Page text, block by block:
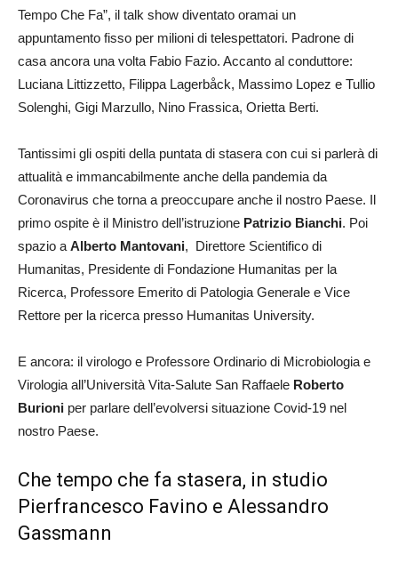
Tempo Che Fa”, il talk show diventato oramai un
appuntamento fisso per milioni di telespettatori. Padrone di
casa ancora una volta Fabio Fazio. Accanto al conduttore:
Luciana Littizzetto, Filippa Lagerbåck, Massimo Lopez e Tullio
Solenghi, Gigi Marzullo, Nino Frassica, Orietta Berti.
Tantissimi gli ospiti della puntata di stasera con cui si parlerà di
attualità e immancabilmente anche della pandemia da
Coronavirus che torna a preoccupare anche il nostro Paese. Il
primo ospite è il Ministro dell’istruzione Patrizio Bianchi. Poi
spazio a Alberto Mantovani, Direttore Scientifico di
Humanitas, Presidente di Fondazione Humanitas per la
Ricerca, Professore Emerito di Patologia Generale e Vice
Rettore per la ricerca presso Humanitas University.
E ancora: il virologo e Professore Ordinario di Microbiologia e
Virologia all’Università Vita-Salute San Raffaele Roberto
Burioni per parlare dell’evolversi situazione Covid-19 nel
nostro Paese.
Che tempo che fa stasera, in studio
Pierfrancesco Favino e Alessandro
Gassmann